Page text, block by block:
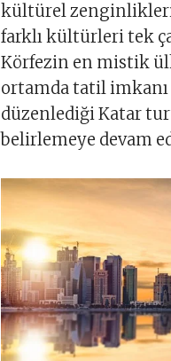
kültürel
farklı kültürleri tek
Körfezin en mistik
ortamda tatil
düzenlediği Katar
belirlemeye devam